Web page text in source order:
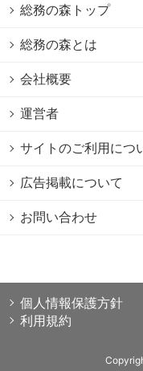
総務の森トップ
総務の森とは
会社概要
運営者
サイトのご利用につ
広告掲載について
お問い合わせ
個人情報保護方針
利用規約